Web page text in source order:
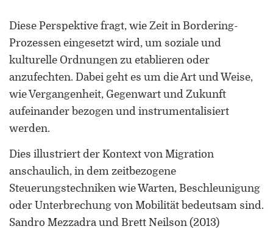
Forschungsaufenthalte an der
Universität Flensburg, Viadrina
Universität Frankfurt (Oder),
Universität Lothringen, Universität
des Saarlandes und Universität
Duisburg-Essen
Luxemburg
Diese Perspektive fragt, wie Zeit in Bordering-
Prozessen eingesetzt wird, um soziale und
kulturelle Ordnungen zu etablieren oder
anzufechten. Dabei geht es um die Art und Weise,
wie Vergangenheit, Gegenwart und Zukunft
aufeinander bezogen und instrumentalisiert
werden.
Dies illustriert der Kontext von Migration
anschaulich, in dem zeitbezogene
Steuerungstechniken wie Warten, Beschleunigung
oder Unterbrechung von Mobilität bedeutsam sind.
Sandro Mezzadra und Brett Neilson (2013)